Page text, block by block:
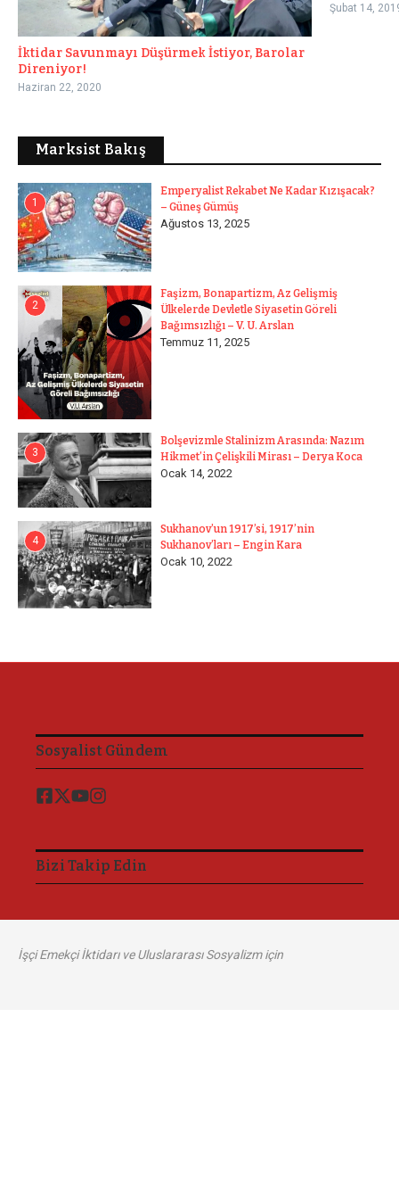
İktidar Savunmayı Düşürmek İstiyor, Barolar
Direniyor!
Haziran 22, 2020
Şubat 14,
Marksist Bakış
1
Emperyalist Rekabet Ne Kadar Kızışacak?
– Güneş Gümüş
Ağustos 13, 2025
2
Faşizm, Bonapartizm, Az Gelişmiş
Ülkelerde Devletle Siyasetin Göreli
Bağımsızlığı – V. U. Arslan
Temmuz 11, 2025
3
Bolşevizmle Stalinizm Arasında: Nazım
Hikmet’in Çelişkili Mirası – Derya Koca
Ocak 14, 2022
4
Sukhanov’un 1917’si, 1917’nin
Sukhanov’ları – Engin Kara
Ocak 10, 2022
Sosyalist Gündem
Bizi Takip Edin
İşçi Emekçi İktidarı ve Uluslararası Sosyalizm için